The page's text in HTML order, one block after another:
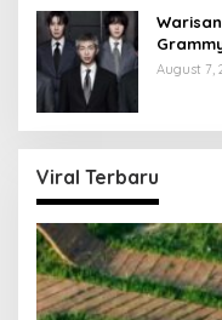
August 7,
Viral Terbaru